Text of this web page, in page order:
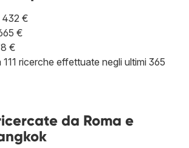
432 €
€
€
ricerche effettuate negli ultimi 365
da Roma e